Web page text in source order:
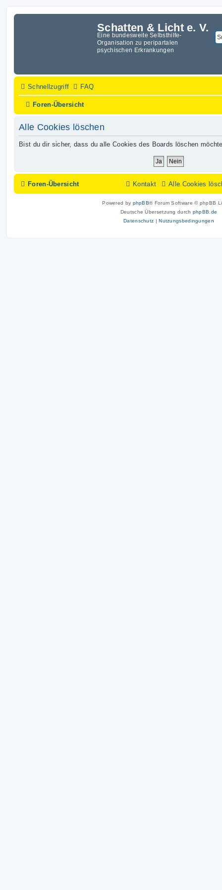
Schatten & Licht e. V.
Eine bundesweite Selbsthilfe-
Organisation zu peripartalen
psychischen Erkrankungen
Schnellzugriff FAQ
Foren-Übersicht
Alle Cookies löschen
Bist du dir sicher, dass du alle Cookies des Boards löschen
Foren-Übersicht Alle Cookies
Kontakt
Powered by phpBB® Forum Software © phpBB
Deutsche Übersetzung durch phpBB.de
Datenschutz |Nutzungsbedingungen